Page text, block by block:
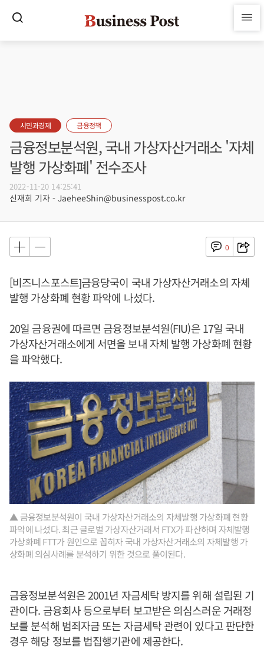
시민과경제 금융정책
금융정보분석원, 국내 가상자산거래소 '자체
발행 가상화폐' 전수조사
2022-11-20 14:25:41
신재희 기자 - JaeheeShin@businesspost.co.kr
0
[비즈니스포스트]금융당국이 국내 가상자산거래소의 자체
발행 가상화폐 현황 파악에 나섰다.
20일 금융권에 따르면 금융정보분석원(FIU)은 17일 국내
가상자산거래소에게 서면을 보내 자체 발행 가상화폐 현황
을 파악했다.
▲ 금융정보분석원이 국내 가상자산거래소의 자체발행 가상화폐 현황
파악에 나섰다. 최근 글로벌 가상자산거래서 FTX가 파산하며 자체발행
가상화폐 FTT가 원인으로 꼽히자 국내 가상자산거래소의 자체발행 가
상화폐 의심사례를 분석하기 위한 것으로 풀이된다.
금융정보분석원은 2001년 자금세탁 방지를 위해 설립된 기
관이다. 금융회사 등으로부터 보고받은 의심스러운 거래정
보를 분석해 범죄자금 또는 자금세탁 관련이 있다고 판단한
경우 해당 정보를 법집행기관에 제공한다.